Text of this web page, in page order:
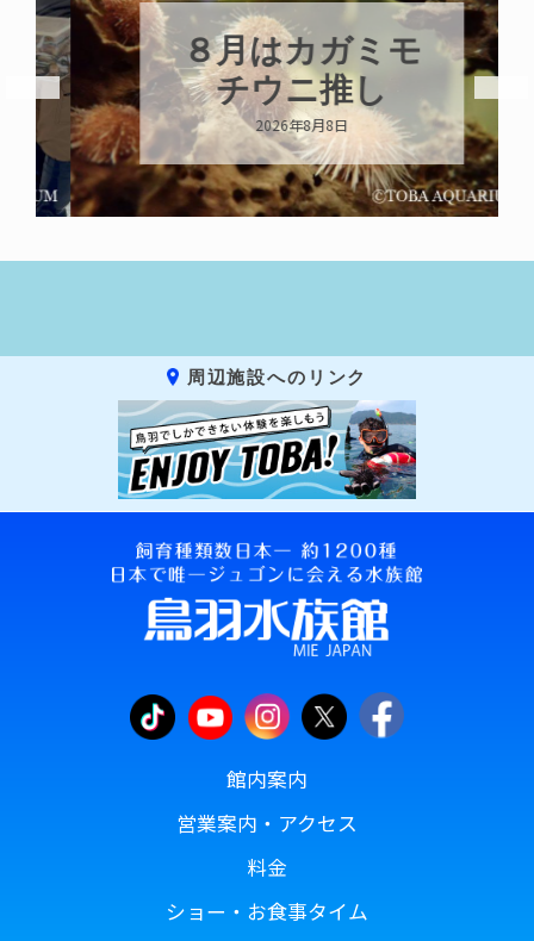
８月はカガミモ
チウニ推し
2026年8月8日
周辺施設へのリンク
館内案内
営業案内・アクセス
料金
ショー・お食事タイム